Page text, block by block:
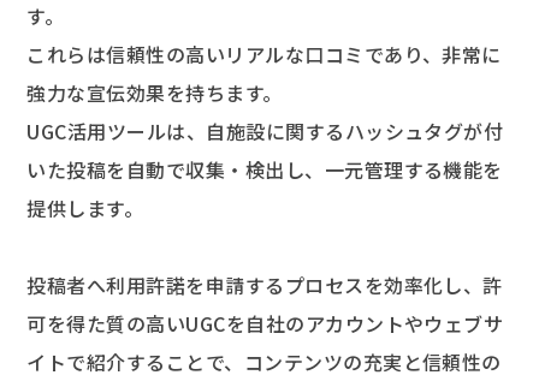
す。
これらは信頼性の高いリアルな口コミであり、非常に
強力な宣伝効果を持ちます。
UGC活用ツールは、自施設に関するハッシュタグが付
いた投稿を自動で収集・検出し、一元管理する機能を
提供します。
投稿者へ利用許諾を申請するプロセスを効率化し、許
可を得た質の高いUGCを自社のアカウントやウェブサ
イトで紹介することで、コンテンツの充実と信頼性の